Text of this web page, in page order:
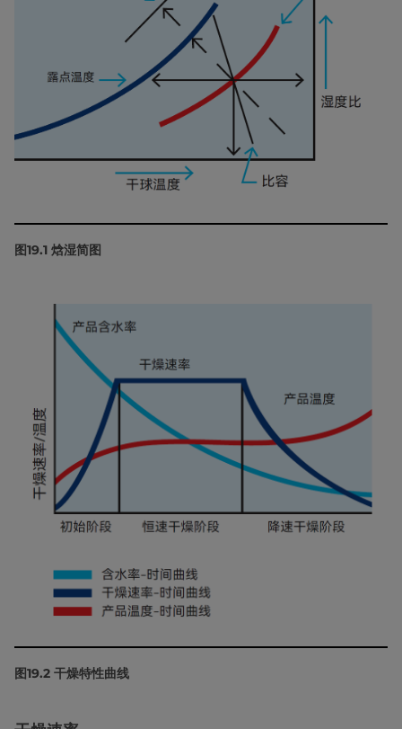
图19.1 焓湿简图
图19.2 干燥特性曲线